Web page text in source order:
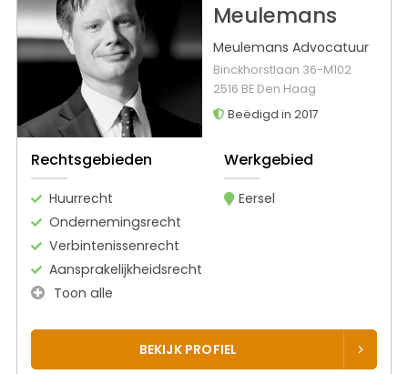
Meulemans
Meulemans Advocatuur
Binckhorstlaan 36-M102
2516 BE Den Haag
Beëdigd in 2017
Rechtsgebieden
Huurrecht
Ondernemingsrecht
Verbintenissenrecht
Aansprakelijkheidsrecht
Toon alle
Werkgebied
Eersel
BEKIJK PROFIEL